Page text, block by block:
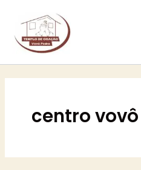
conteúdo
centro